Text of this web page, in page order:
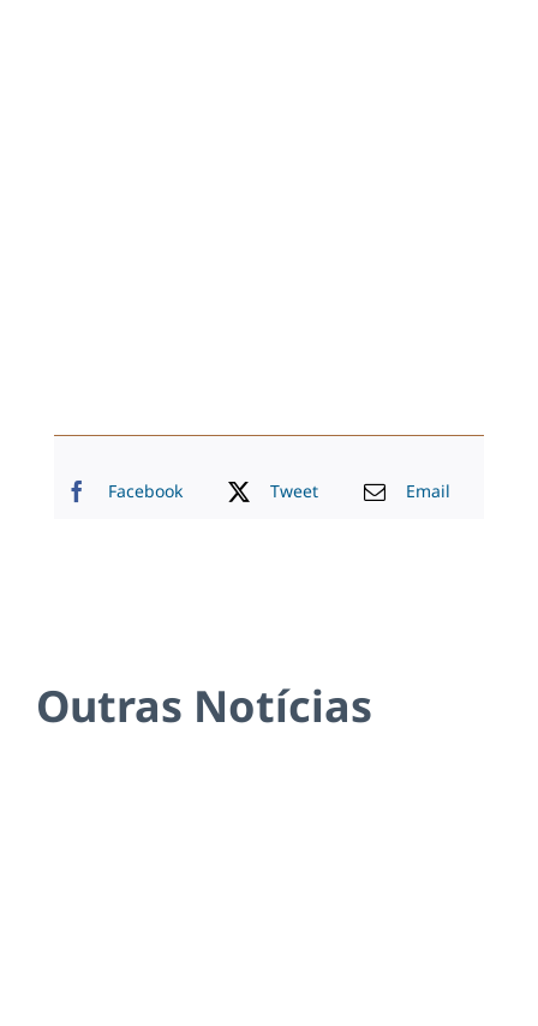
Facebook Tweet Email
Outras Notícias